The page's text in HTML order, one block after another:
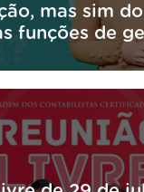
mas sim
funções de